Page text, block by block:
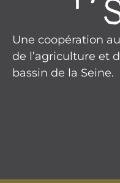
Une coopération
de l’agriculture et
bassin de la Seine.